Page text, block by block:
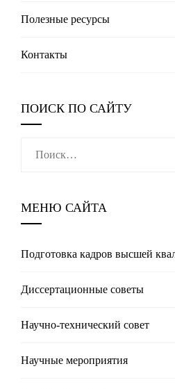
Полезные реcурсы
Контакты
ПОИСК ПО САЙТУ
МЕНЮ САЙТА
Подготовка кадров высшей
Диссертационные советы
Научно-технический совет
Научные мероприятия